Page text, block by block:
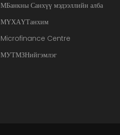
МБанкны Санхүү мэдээллийн алба
МҮХАҮТанхим
Microfinance Centre
МУТМЗНийгэмлэг